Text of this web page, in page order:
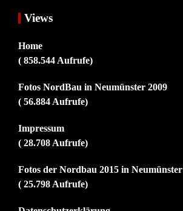
Views
Home
( 858.544 Aufrufe)
Fotos NordBau in Neumünster 2009
( 56.884 Aufrufe)
Impressum
( 28.708 Aufrufe)
Fotos der Nordbau 2015 in Neumünster
( 25.798 Aufrufe)